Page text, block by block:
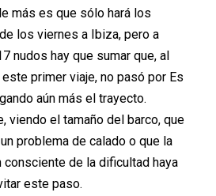
más es que sólo hará los
los viernes a Ibiza, pero a
nudos hay que sumar que, al
primer viaje, no pasó por Es
aún más el trayecto.
viendo el tamaño del barco, que
problema de calado o que la
consciente de la dificultad haya
este paso.